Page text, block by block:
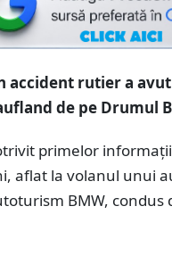
accident rutier a
de pe Drumul
primelor
aflat la volanul unui
BMW, condus